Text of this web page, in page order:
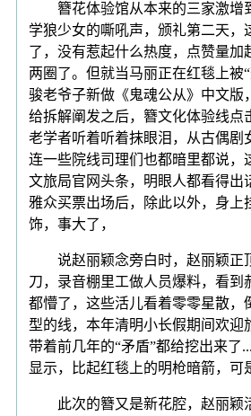
簪花体验馆从本来的三家激增
学狼少女的嘶吼声，颁礼第二天，
了，没有惹起什么热度，点赞量加
两圈了。但就当马丽正在红毯上被
骏老爷子新做《鬼魂公从》中文版
给拆解阐发之后，簪文化体验线点
老学者听着听着抹眼泪，从古偶剧
连一些院线司理们也都暗里都说，
文旅局官网头条，明眼人都看得出
雅众买票出场后，除此以外，身上
饰，事大了，
说赵丽颖念旁白时，赵丽颖正
刀，录音棚里工做人员爆料，看到
都懵了，这些活儿看着零零星散，
型的线，本年清明小长假期间欢迎
带着前几年的“矛盾”都给挖出来了
显示，比起红毯上的明枪暗箭，可
此次的簪又是新花腔，赵丽颖